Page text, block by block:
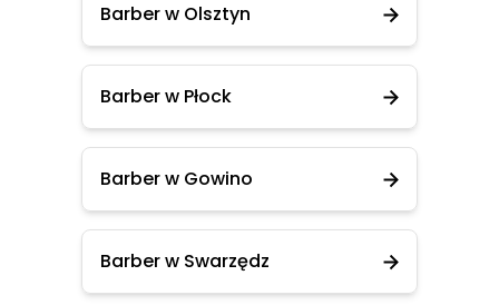
Barber w Olsztyn
Barber w Płock
Barber w Gowino
Barber w Swarzędz